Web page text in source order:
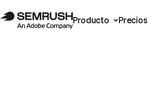
Producto Precios